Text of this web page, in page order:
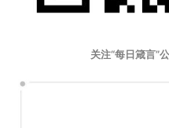
关注“每日箴言”